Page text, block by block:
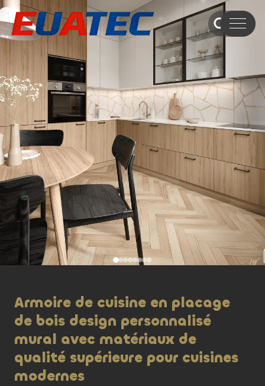
Armoire de cuisine en placage
de bois design personnalisé
mural avec matériaux de
qualité supérieure pour cuisines
modernes